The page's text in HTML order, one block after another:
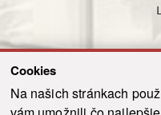
Cookies
Na našich stránkach